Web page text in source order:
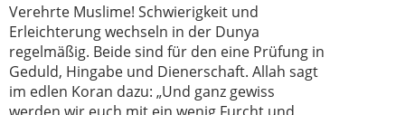
Verehrte Muslime! Schwierigkeit und
Erleichterung wechseln in der Dunya
regelmäßig. Beide sind für den eine Prüfung in
Geduld, Hingabe und Dienerschaft. Allah sagt
im edlen Koran dazu: „Und ganz gewiss